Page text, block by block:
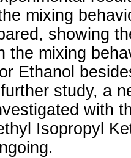
mixing
showing
the mixing
Ethanol
study, a
with
Isopropyl